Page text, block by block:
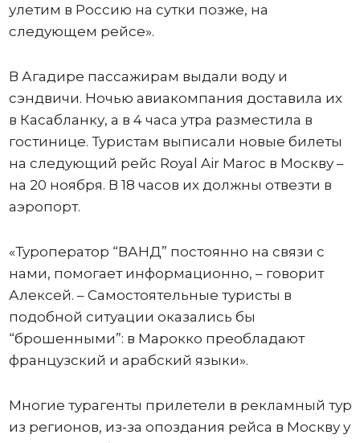
улетим в Россию на сутки позже, на
следующем рейсе».
В Агадире пассажирам выдали воду и
сэндвичи. Ночью авиакомпания доставила их
в Касабланку, а в 4 часа утра разместила в
гостинице. Туристам выписали новые билеты
на следующий рейс Royal Air Maroc в Москву –
на 20 ноября. В 18 часов их должны отвезти в
аэропорт.
«Туроператор “ВАНД” постоянно на связи с
нами, помогает информационно, – говорит
Алексей. – Самостоятельные туристы в
подобной ситуации оказались бы
“брошенными”: в Марокко преобладают
французский и арабский языки».
Многие турагенты прилетели в рекламный тур
из регионов, из-за опоздания рейса в Москву у